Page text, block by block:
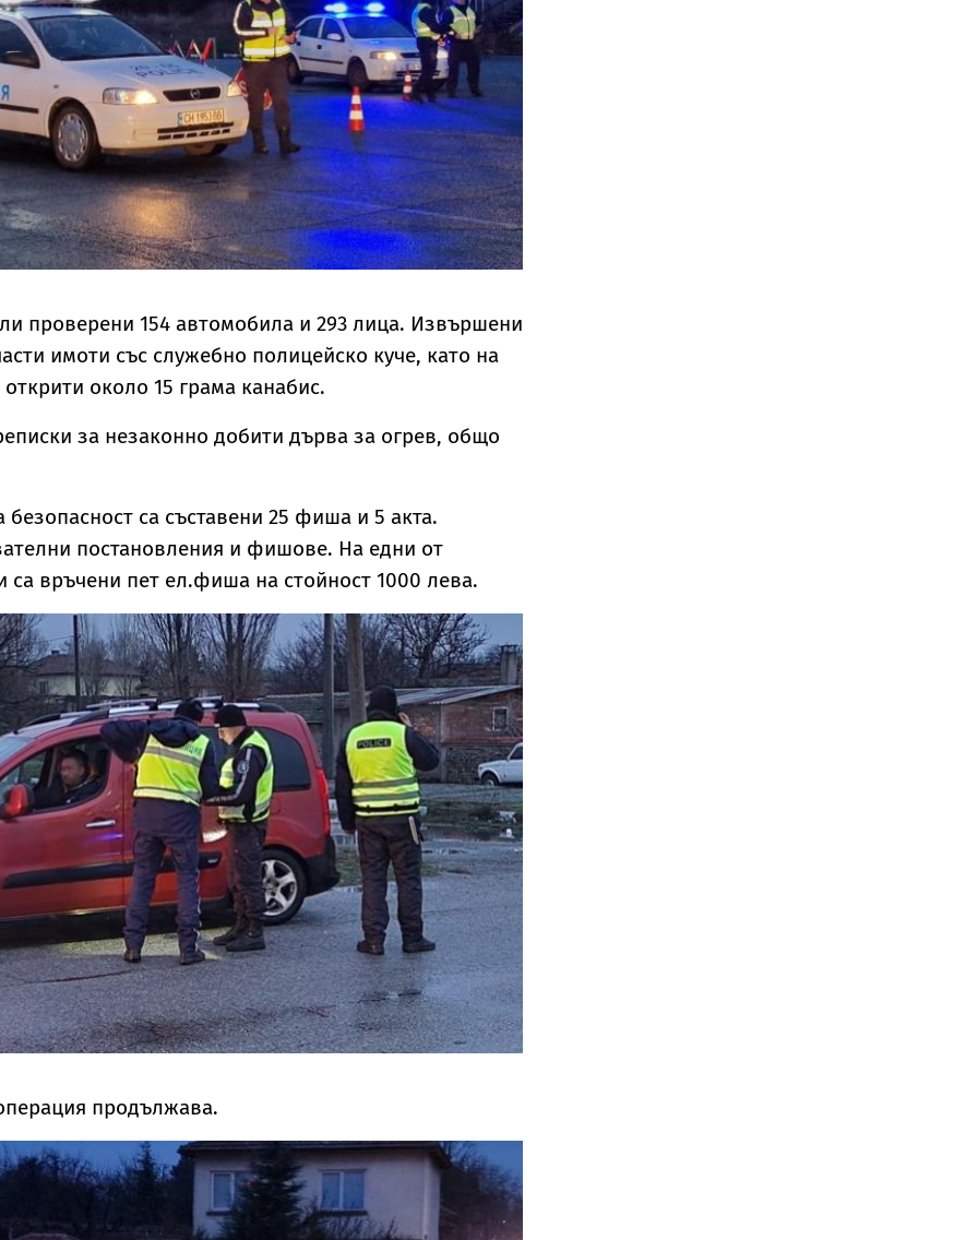
проверени 154 автомобила и 293 лица. Извършени
имоти със служебно полицейско куче, като на
около 15 грама канабис.
за незаконно добити дърва за огрев, общо
безопасност са съставени 25 фиша и 5 акта.
постановления и фишове. На едни от
са връчени пет ел.фиша на стойност 1000 лева.
продължава.